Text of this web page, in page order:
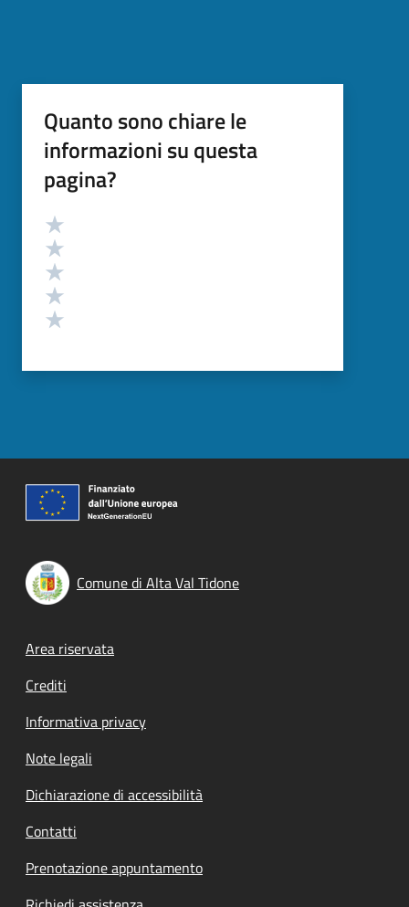
Quanto sono chiare le
informazioni su questa
pagina?
Valutazione
Comune di Alta Val Tidone
Footer menu
Area riservata
Crediti
Informativa privacy
Note legali
Dichiarazione di accessibilità
Contatti
Prenotazione appuntamento